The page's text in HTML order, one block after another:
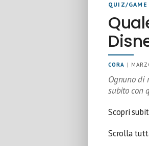
QUIZ/GAME
CORA |
Ognuno di
subito con
Scopri
Scrolla